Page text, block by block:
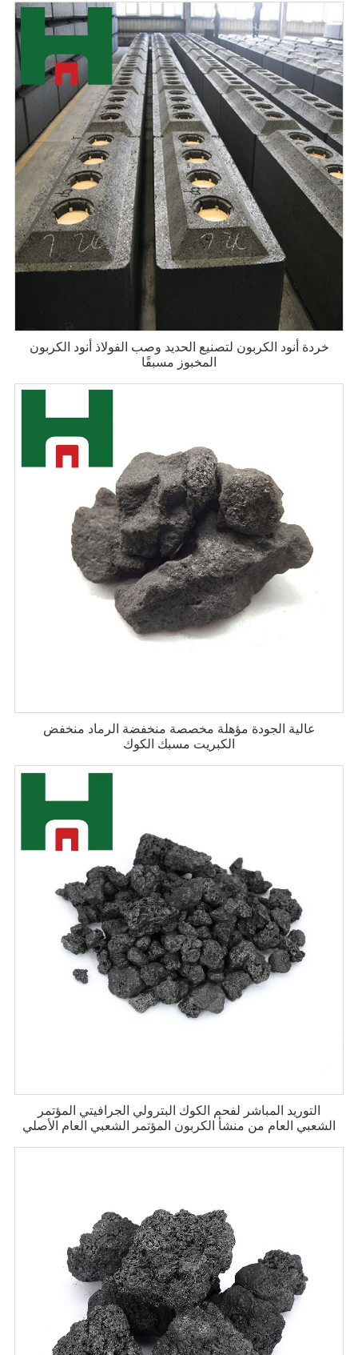
خردة أنود الكربون لتصنيع الحديد وصب الفولاذ أنود الكربون
المخبوز مسبقًا
عالية الجودة مؤهلة مخصصة منخفضة الرماد منخفض
الكبريت مسبك الكوك
التوريد المباشر لفحم الكوك البترولي الجرافيتي المؤتمر
الشعبي العام من منشأ الكربون المؤتمر الشعبي العام الأصلي